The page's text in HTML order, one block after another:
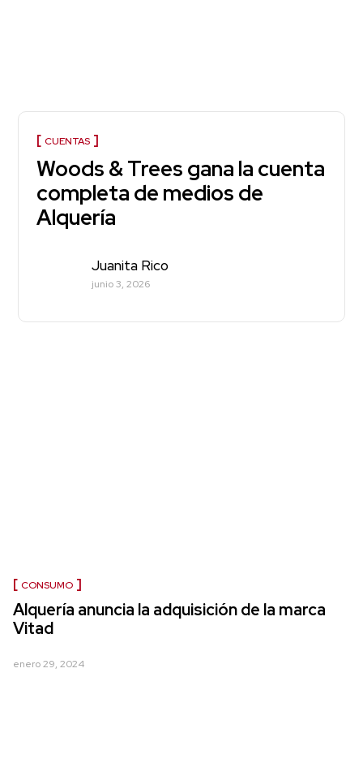
CUENTAS
Woods & Trees gana la cuenta
completa de medios de
Alquería
Juanita Rico
junio 3, 2026
CONSUMO
Alquería anuncia la adquisición de la marca
Vitad
enero 29, 2024